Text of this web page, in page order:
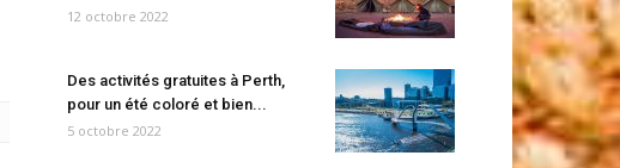
12 octobre 2022
Des activités gratuites à Perth,
pour un été coloré et bien...
5 octobre 2022